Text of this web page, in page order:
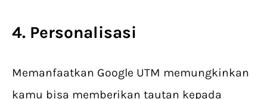
4. Personalisasi
Memanfaatkan Google UTM memungkinkan
kamu bisa memberikan tautan kepada